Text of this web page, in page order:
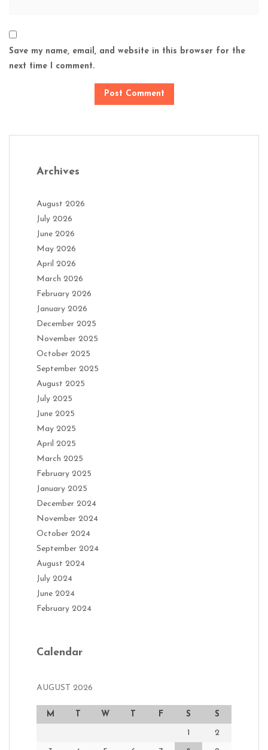
Save my name, email, and website in this browser for the
next time I comment.
Archives
August 2026
July 2026
June 2026
May 2026
April 2026
March 2026
February 2026
January 2026
December 2025
November 2025
October 2025
September 2025
August 2025
July 2025
June 2025
May 2025
April 2025
March 2025
February 2025
January 2025
December 2024
November 2024
October 2024
September 2024
August 2024
July 2024
June 2024
February 2024
Calendar
AUGUST 2026
M W F S S
1 2